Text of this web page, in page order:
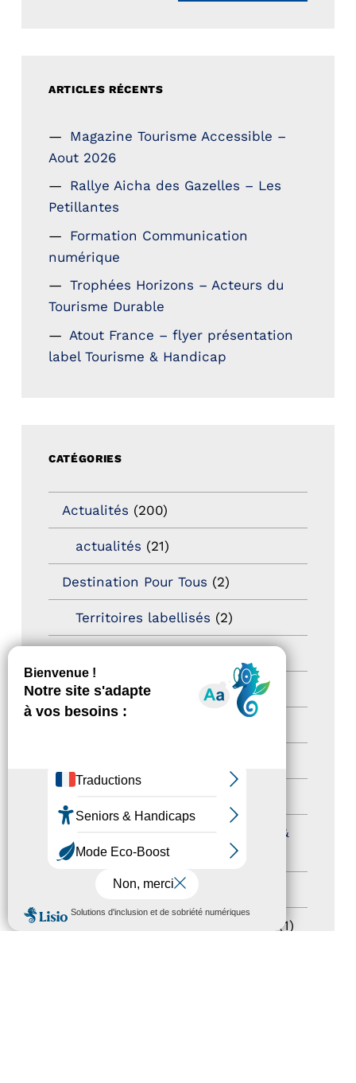
MENU
ARTICLES RÉCENTS
Magazine Tourisme Accessible –
Aout 2026
Rallye Aicha des Gazelles – Les
Petillantes
Formation Communication
numérique
Trophées Horizons – Acteurs du
Tourisme Durable
Atout France – flyer présentation
label Tourisme & Handicap
CATÉGORIES
Actualités (200)
actualités (21)
Destination Pour Tous (2)
Territoires labellisés (2)
Newsletter pro
Journées nationales Tourisme &
Handicap(5)
Salons(11)
(1)